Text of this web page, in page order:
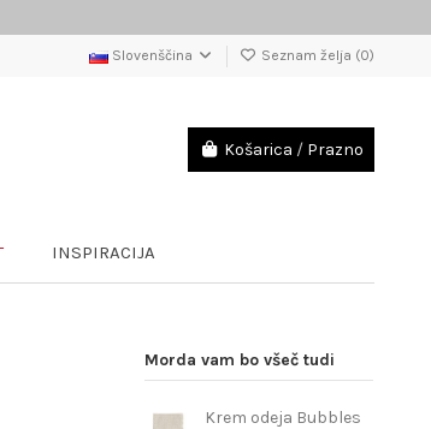
Slovenščina Seznam želja (0)
Košarica / Prazno
INSPIRACIJA
Morda vam bo všeč tudi
Krem odeja Bubbles